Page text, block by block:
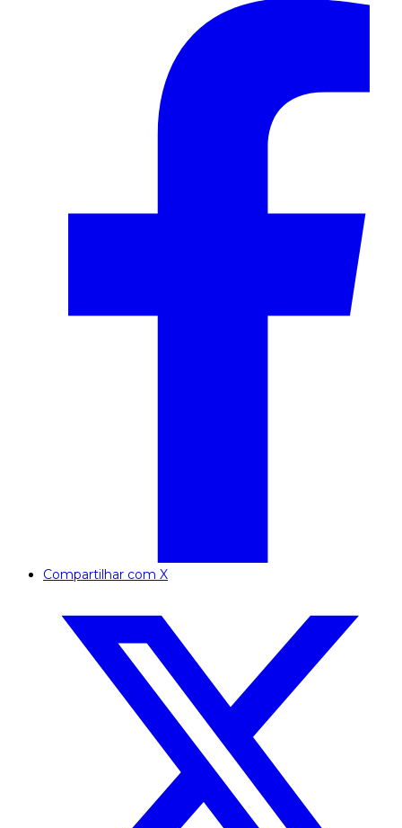
Compartilhar com X